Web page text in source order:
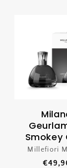
Smokey
Millefiori